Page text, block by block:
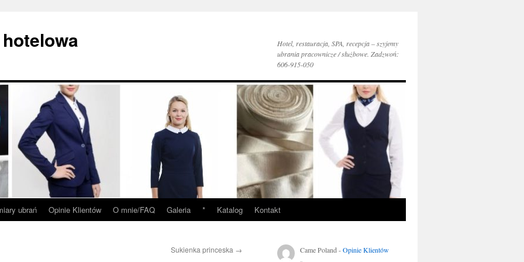
Hotel, restauracja, SPA, recepcja – szyjemy
ubrania pracownicze / służbowe. Zadzwoń:
606-915-050
ubrań Opinie Klientów O mnie/FAQ Galeria * Katalog Kontakt
Sukienka princeska → Came Poland -Opinie Klientów
..